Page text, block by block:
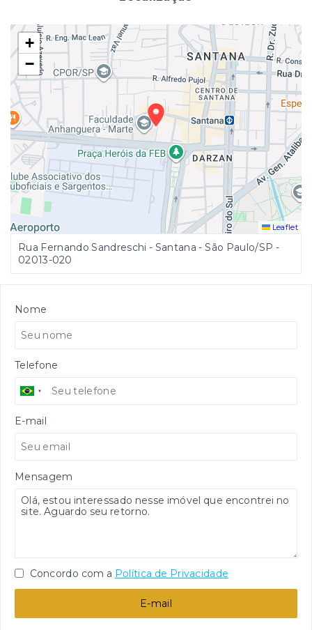
+
−
Leaflet
Rua Fernando Sandreschi - Santana - São Paulo/SP -
02013-020
Nome
Telefone
E-mail
Mensagem
Concordo com a Política de Privacidade
E-mail